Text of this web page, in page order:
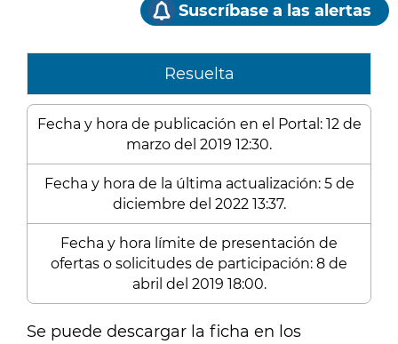
Suscríbase a las alertas
Resuelta
Fecha y hora de publicación en el Portal: 12 de
marzo del 2019 12:30.
Fecha y hora de la última actualización: 5 de
diciembre del 2022 13:37.
Fecha y hora límite de presentación de
ofertas o solicitudes de participación: 8 de
abril del 2019 18:00.
Se puede descargar la ficha en los